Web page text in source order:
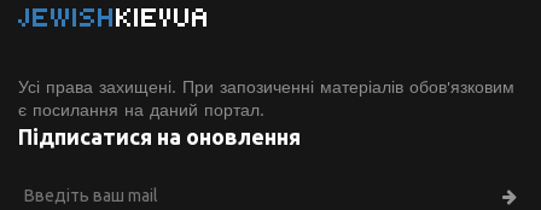
JEWISHKIEVUA
Усі права захищені. При запозиченні матеріалів обов'язковим
є посилання на даний портал.
Підписатися на оновлення